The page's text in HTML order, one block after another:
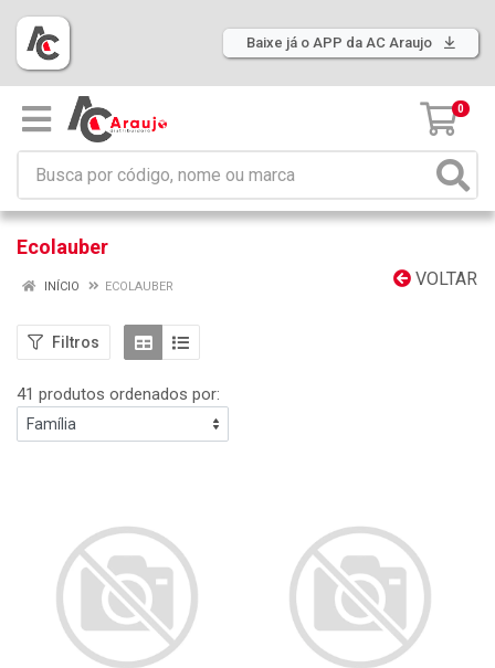
Baixe já o APP da AC Araujo
0
Ecolauber
VOLTAR
INÍCIO ECOLAUBER
Filtros
41 produtos ordenados por: